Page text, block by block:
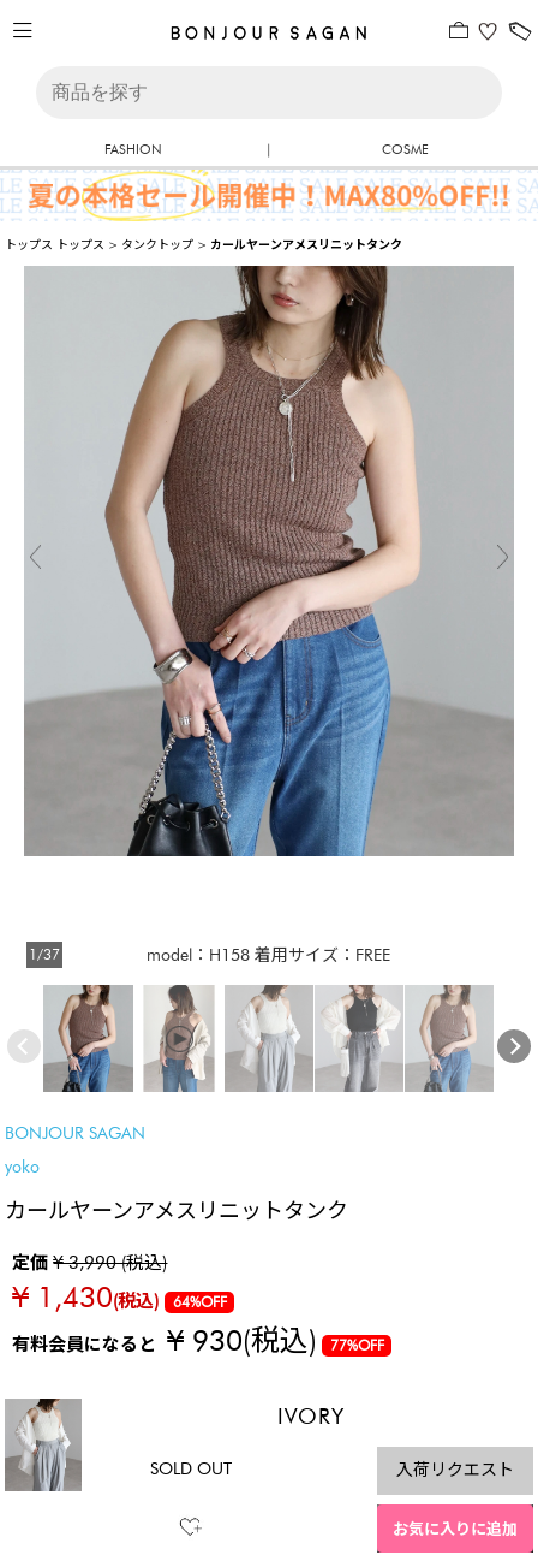
FASHION | COSME
トップス トップス > タンクトップ > カールヤーンアメスリニットタンク
model：H158 着用サイズ：FREE
1/37
BONJOUR SAGAN
yoko
カールヤーンアメスリニットタンク
定価¥ 3,990 (税込)
¥ 1,430(税込) 64%OFF
有料会員になると¥ 930(税込) 77%OFF
IVORY
SOLD OUT 入荷リクエスト
お気に入りに追加